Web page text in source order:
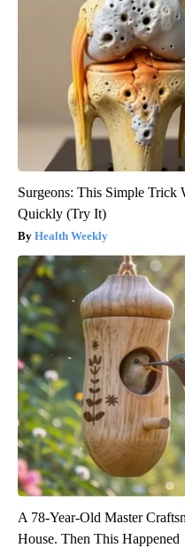
Surgeons: This Simple
Quickly (Try It)
Health Weekly
A 78-Year-Old Master
House. Then This Happened